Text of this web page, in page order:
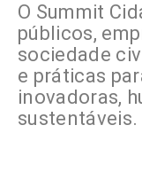
O Summit
públicos,
sociedade
e práticas
inovadoras,
sustentáveis.